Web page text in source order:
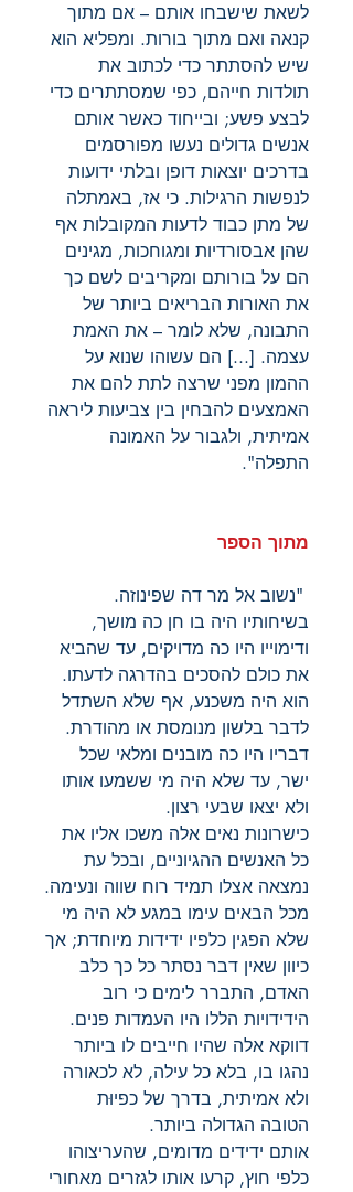
לשאת שישבחו אותם – אם מתוך
קנאה ואם מתוך בורות. ומפליא הוא
שיש להסתתר כדי לכתוב את
תולדות חייהם, כפי שמסתתרים כדי
לבצע פשע; ובייחוד כאשר אותם
אנשים גדולים נעשו מפורסמים
בדרכים יוצאות דופן ובלתי ידועות
לנפשות הרגילות. כי אז, באמתלה
של מתן כבוד לדעות המקובלות אף
שהן אבסורדיות ומגוחכות, מגינים
הם על בורותם ומקריבים לשם כך
את האורות הבריאים ביותר של
התבונה, שלא לומר – את האמת
עצמה. [...] הם עשוהו שנוא על
ההמון מפני שרצה לתת להם את
האמצעים להבחין בין צביעות ליראה
אמיתית, ולגבור על האמונה
התפלה".
מתוך הספר
"נשוב אל מר דה שפינוזה.
בשיחותיו היה בו חן כה מושך,
ודימוייו היו כה מדויקים, עד שהביא
את כולם להסכים בהדרגה לדעתו.
הוא היה משכנע, אף שלא השתדל
לדבר בלשון מנומסת או מהודרת.
דבריו היו כה מובנים ומלאי שכל
ישר, עד שלא היה מי ששמעו אותו
ולא יצאו שבעי רצון.
כישרונות נאים אלה משכו אליו את
כל האנשים ההגיוניים, ובכל עת
נמצאה אצלו תמיד רוח שווה ונעימה.
מכל הבאים עימו במגע לא היה מי
שלא הפגין כלפיו ידידות מיוחדת; אך
כיוון שאין דבר נסתר כל כך כלב
האדם, התברר לימים כי רוב
הידידויות הללו היו העמדות פנים.
דווקא אלה שהיו חייבים לו ביותר
נהגו בו, בלא כל עילה, לא לכאורה
ולא אמיתית, בדרך של כפיוּת
הטובה הגדולה ביותר.
אותם ידידים מדומים, שהעריצוהו
כלפי חוץ, קרעו אותו לגזרים מאחורי